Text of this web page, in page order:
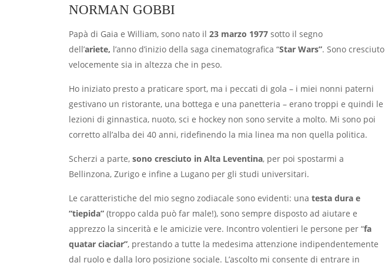
NORMAN GOBBI
Papà di Gaia e William, sono nato il 23 marzo 1977 sotto il segno
dell’ariete, l’anno d’inizio della saga cinematografica “Star Wars”. Sono cresciuto
velocemente sia in altezza che in peso.
Ho iniziato presto a praticare sport, ma i peccati di gola – i miei nonni paterni
gestivano un ristorante, una bottega e una panetteria – erano troppi e quindi le
lezioni di ginnastica, nuoto, sci e hockey non sono servite a molto. Mi sono poi
corretto all’alba dei 40 anni, ridefinendo la mia linea ma non quella politica.
Scherzi a parte, sono cresciuto in Alta Leventina, per poi spostarmi a
Bellinzona, Zurigo e infine a Lugano per gli studi universitari.
Le caratteristiche del mio segno zodiacale sono evidenti: una testa dura e
“tiepida” (troppo calda può far male!), sono sempre disposto ad aiutare e
apprezzo la sincerità e le amicizie vere. Incontro volentieri le persone per “fa
quatar ciaciar”, prestando a tutte la medesima attenzione indipendentemente
dal ruolo e dalla loro posizione sociale. L’ascolto mi consente di entrare in